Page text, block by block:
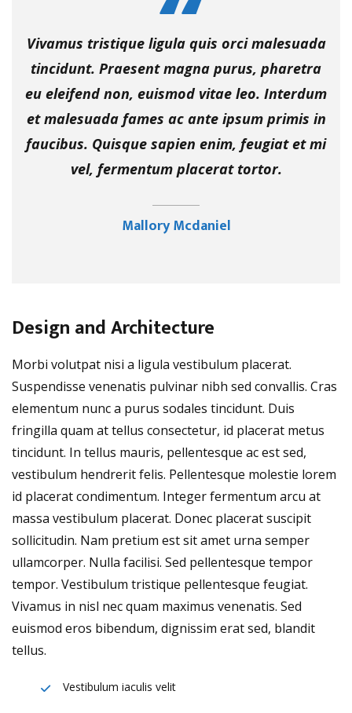
Vivamus tristique ligula quis orci malesuada
tincidunt. Praesent magna purus, pharetra
eu eleifend non, euismod vitae leo. Interdum
et malesuada fames ac ante ipsum primis in
faucibus. Quisque sapien enim, feugiat et mi
vel, fermentum placerat tortor.
Mallory Mcdaniel
Design and Architecture
Morbi volutpat nisi a ligula vestibulum placerat.
Suspendisse venenatis pulvinar nibh sed convallis. Cras
elementum nunc a purus sodales tincidunt. Duis
fringilla quam at tellus consectetur, id placerat metus
tincidunt. In tellus mauris, pellentesque ac est sed,
vestibulum hendrerit felis. Pellentesque molestie lorem
id placerat condimentum. Integer fermentum arcu at
massa vestibulum placerat. Donec placerat suscipit
sollicitudin. Nam pretium est sit amet urna semper
ullamcorper. Nulla facilisi. Sed pellentesque tempor
tempor. Vestibulum tristique pellentesque feugiat.
Vivamus in nisl nec quam maximus venenatis. Sed
euismod eros bibendum, dignissim erat sed, blandit
tellus.
Vestibulum iaculis velit